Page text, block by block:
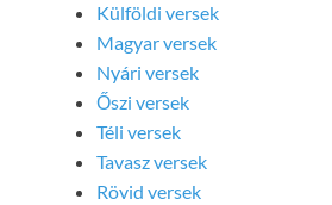
Külföldi versek
Magyar versek
Nyári versek
Őszi versek
Téli versek
Tavasz versek
Rövid versek